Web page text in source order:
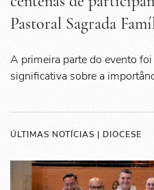
Pastoral Sagrada
A primeira parte do evento
significativa sobre a
ÚLTIMAS NOTÍCIAS | DIOCESE